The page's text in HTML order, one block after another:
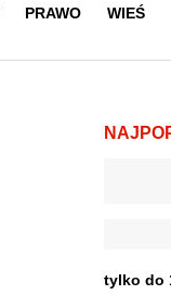
PRAWO WIEŚ
tylko do